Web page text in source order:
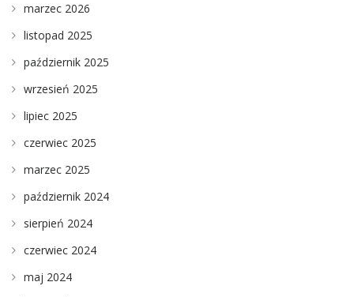
marzec 2026
listopad 2025
październik 2025
wrzesień 2025
lipiec 2025
czerwiec 2025
marzec 2025
październik 2024
sierpień 2024
czerwiec 2024
maj 2024